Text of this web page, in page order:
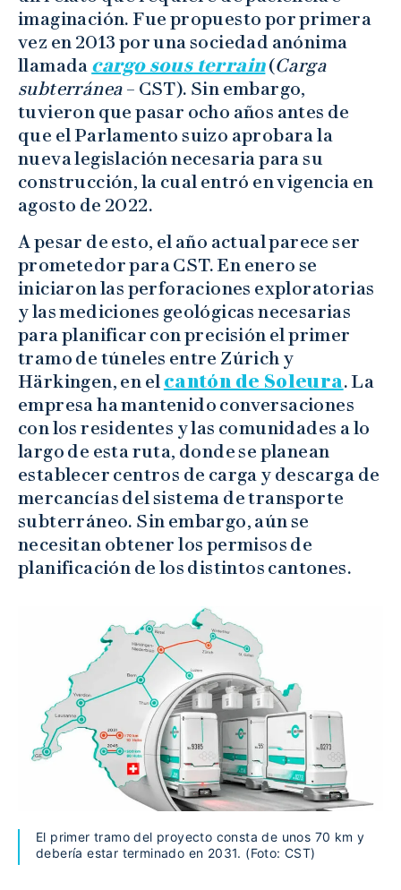
imaginación. Fue propuesto por primera
vez en 2013 por una sociedad anónima
llamada cargo sous terrain(Carga
subterránea – CST). Sin embargo,
tuvieron que pasar ocho años antes de
que el Parlamento suizo aprobara la
nueva legislación necesaria para su
construcción, la cual entró en vigencia en
agosto de 2022.
A pesar de esto, el año actual parece ser
prometedor para CST. En enero se
iniciaron las perforaciones exploratorias
y las mediciones geológicas necesarias
para planificar con precisión el primer
tramo de túneles entre Zúrich y
Härkingen, en el cantón de Soleura. La
empresa ha mantenido conversaciones
con los residentes y las comunidades a lo
largo de esta ruta, donde se planean
establecer centros de carga y descarga de
mercancías del sistema de transporte
subterráneo. Sin embargo, aún se
necesitan obtener los permisos de
planificación de los distintos cantones.
El primer tramo del proyecto consta de unos 70 km y
debería estar terminado en 2031. (Foto: CST)